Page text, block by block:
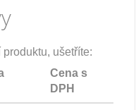
ušetříte:
Cena s
DPH